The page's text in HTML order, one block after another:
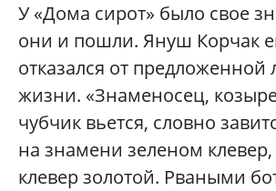
У «Дома сирот» было свое
они и пошли. Януш Корчак
отказался от предложенной
жизни. «Знаменосец,
чубчик вьется, словно
на знамени зеленом клевер,
клевер золотой. Рваными